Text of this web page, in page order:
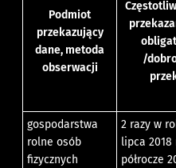
Podmiot
przekazujący
dane, metoda
obserwacji
/
gospodarstwa
rolne osób
fizycznych
2 razy w
lipca 2018
półrocze